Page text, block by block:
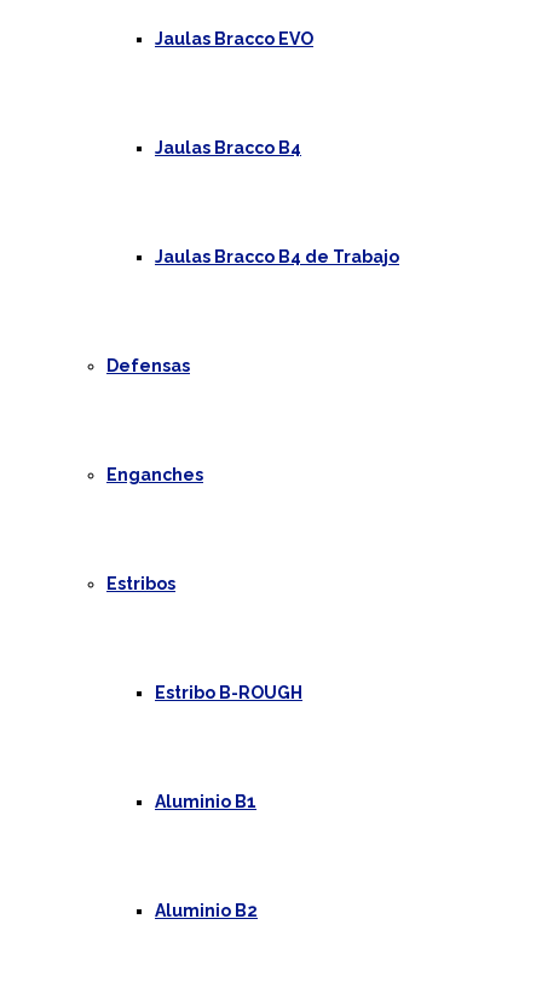
Jaulas Bracco EVO
Jaulas Bracco B4
Jaulas Bracco B4 de Trabajo
Defensas
Enganches
Estribos
Estribo B-ROUGH
Aluminio B1
Aluminio B2